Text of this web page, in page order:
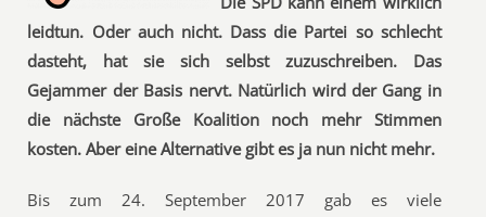
leidtun. Oder auch nicht. Dass die Partei so schlecht
dasteht, hat sie sich selbst zuzuschreiben. Das
Gejammer der Basis nervt. Natürlich wird der Gang in
die nächste Große Koalition noch mehr Stimmen
kosten. Aber eine Alternative gibt es ja nun nicht mehr.
Bis zum 24. September 2017 gab es viele